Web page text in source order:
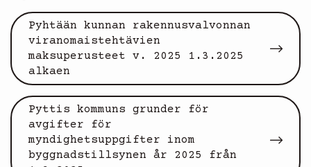
Pyhtään kunnan rakennusvalvonnan
viranomaistehtävien
maksuperusteet v. 2025 1.3.2025
alkaen
Pyttis kommuns grunder för
avgifter för
myndighetsuppgifter inom
byggnadstillsynen år 2025 från